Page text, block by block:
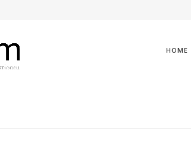
HOME